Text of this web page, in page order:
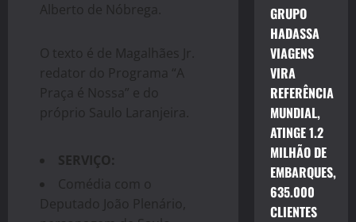
Alberto de Nóbrega.
O texto é de Magalhães Jr.
redator do Programa “A
Praça é Nossa” e do
próprio Saulo Laranjeira.
SERVIÇO:
Comédia com o
Deputado João Plenário,
GRUPO
HADASSA
VIAGENS
VIRA
REFERÊNCIA
MUNDIAL,
ATINGE 1.2
MILHÃO DE
EMBARQUES,
635.000
CLIENTES